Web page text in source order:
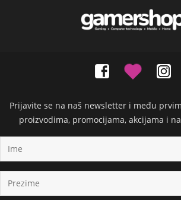
Prijavite se na naš newsletter i među
proizvodima, promocijama, akcijama i